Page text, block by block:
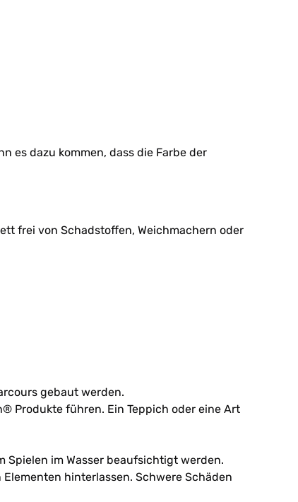
es dazu kommen, dass die Farbe der
frei von Schadstoffen, Weichmachern oder
gebaut werden.
Produkte führen. Ein Teppich oder eine Art
im Wasser beaufsichtigt werden.
hinterlassen. Schwere Schäden